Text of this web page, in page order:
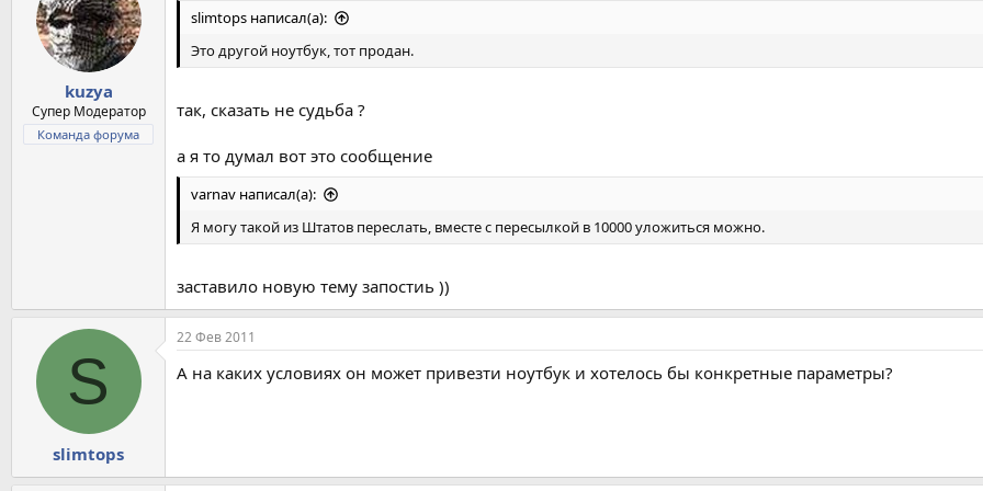
kuzya
Супер Модератор
Команда форума
slimtops написал(а):
Это другой ноутбук, тот продан.
так, сказать не судьба ?
а я то думал вот это сообщение
varnav написал(а):
Я могу такой из Штатов переслать, вместе с пересылкой в 10000 уложиться можно.
заставило новую тему запостиь ))
S
slimtops
22 Фев 2011
А на каких условиях он может привезти ноутбук и хотелось бы конкретные параметры?